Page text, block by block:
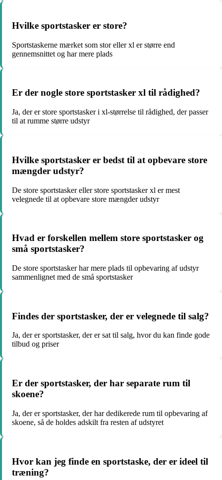
Hvilke sportstasker er store?
Sportstaskerne mærket som stor eller xl er større end
gennemsnittet og har mere plads
Er der nogle store sportstasker xl til rådighed?
Ja, der er store sportstasker i xl-størrelse til rådighed, der passer
til at rumme større udstyr
Hvilke sportstasker er bedst til at opbevare store
mængder udstyr?
De store sportstasker eller store sportstasker xl er mest
velegnede til at opbevare store mængder udstyr
Hvad er forskellen mellem store sportstasker og
små sportstasker?
De store sportstasker har mere plads til opbevaring af udstyr
sammenlignet med de små sportstasker
Findes der sportstasker, der er velegnede til salg?
Ja, der er sportstasker, der er sat til salg, hvor du kan finde gode
tilbud og priser
Er der sportstasker, der har separate rum til
skoene?
Ja, der er sportstasker, der har dedikerede rum til opbevaring af
skoene, så de holdes adskilt fra resten af udstyret
Hvor kan jeg finde en sportstaske, der er ideel til
træning?